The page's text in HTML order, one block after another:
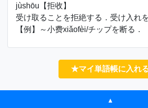
jùshōu【拒收】
受け取ることを拒絶する．受け入れ
【例】～小费xiǎofèi/チップを断る．
★マイ単語帳に入れ
▲